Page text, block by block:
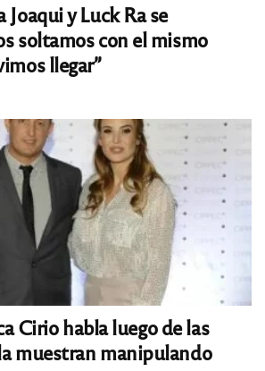
Joaqui y Luck Ra se
soltamos con el mismo
llegar”
Cirio habla luego de las
muestran manipulando